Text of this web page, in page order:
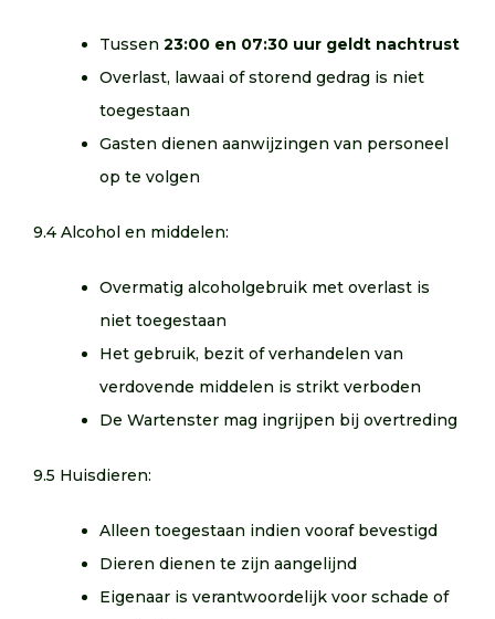
Tussen 23:00 en 07:30 uur geldt nachtrust
Overlast, lawaai of storend gedrag is niet
toegestaan
Gasten dienen aanwijzingen van personeel
op te volgen
9.4 Alcohol en middelen:
Overmatig alcoholgebruik met overlast is
niet toegestaan
Het gebruik, bezit of verhandelen van
verdovende middelen is strikt verboden
De Wartenster mag ingrijpen bij overtreding
9.5 Huisdieren:
Alleen toegestaan indien vooraf bevestigd
Dieren dienen te zijn aangelijnd
Eigenaar is verantwoordelijk voor schade of